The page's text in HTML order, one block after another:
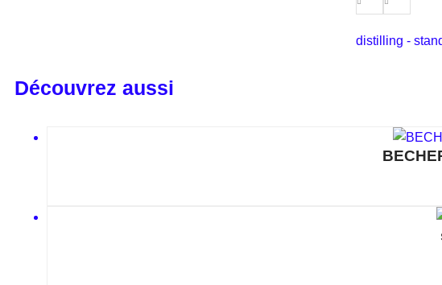
distilling -
Découvrez aussi